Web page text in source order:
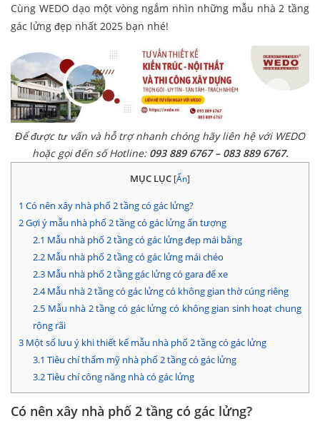
Cùng WEDO dạo một vòng ngắm nhìn những mẫu nhà 2 tầng
gác lửng đẹp nhất 2025 bạn nhé!
Để được tư vấn và hỗ trợ nhanh chóng hãy liên hệ với WEDO
hoặc gọi đến số Hotline: 093 889 6767 – 083 889 6767.
MỤC LỤC [Ẩn]
1 Có nên xây nhà phố 2 tầng có gác lửng?
2Gợi ý mẫu nhà phố 2 tầng có gác lửng ấn tượng
2.1 Mẫu nhà phố 2 tầng có gác lửng đẹp mái bằng
2.2Mẫu nhà phố 2 tầng có gác lửng mái chéo
2.3Mẫu nhà phố 2 tầng gác lửng có gara để xe
2.4Mẫu nhà 2 tầng có gác lửng có không gian thờ cúng riêng
2.5Mẫu nhà 2 tầng có gác lửng có không gian sinh hoạt chung
rộng rãi
3 Một số lưu ý khi thiết kế mẫu nhà phố 2 tầng có gác lửng
3.1 Tiêu chí thẩm mỹ nhà phố 2 tầng có gác lửng
3.2Tiêu chí công năng nhà có gác lửng
Có nên xây nhà phố 2 tầng có gác lửng?